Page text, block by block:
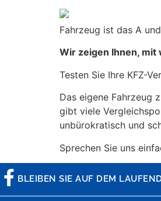
Fahrzeug ist das A
Wir zeigen Ihnen, mit
Testen Sie Ihre KFZ-
Das eigene Fahrzeug
gibt viele
unbürokratisch und
Sprechen Sie uns
BLEIBEN SIE AUF DEM